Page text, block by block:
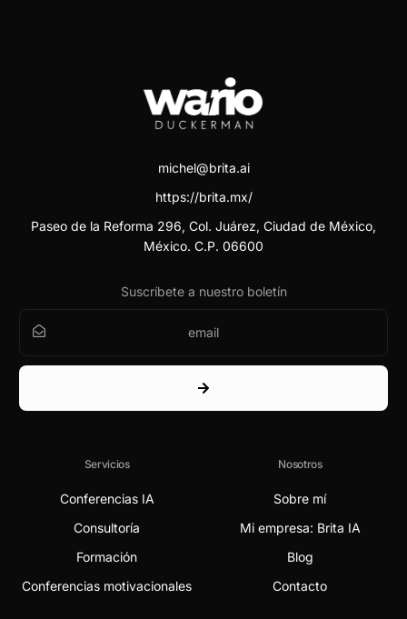
michel@brita.ai
https://brita.mx/
Paseo de la Reforma 296, Col. Juárez, Ciudad de México,
México. C.P. 06600
Suscríbete a nuestro boletín
Servicios
Conferencias IA
Consultoría
Formación
Conferencias motivacionales
Nosotros
Sobre mí
Mi empresa: Brita IA
Blog
Contacto